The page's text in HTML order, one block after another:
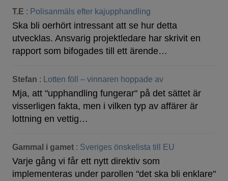
T.E : Polisanmäls efter kajupphandling
Ska bli oerhört intressant att se hur detta
utvecklas. Ansvarig projektledare har skrivit en
rapport som bifogades till ett ärende…
Stefan : Lotten föll – vinnaren hoppade av
Mja, att "upphandling fungerar" på det sättet är
visserligen fakta, men i vilken typ av affärer är
lottning en vettig…
Gammal i gamet : Sveriges önskelista till EU
Varje gång vi får ett nytt direktiv som
implementeras under parollen "det ska bli enklare"